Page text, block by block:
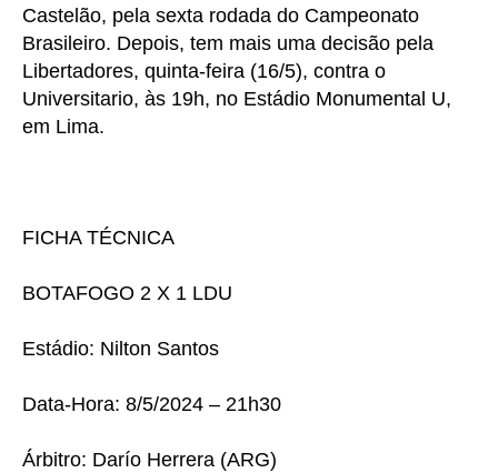
Castelão, pela sexta rodada do Campeonato
Brasileiro. Depois, tem mais uma decisão pela
Libertadores, quinta-feira (16/5), contra o
Universitario, às 19h, no Estádio Monumental U,
em Lima.
FICHA TÉCNICA
BOTAFOGO 2 X 1 LDU
Estádio: Nilton Santos
Data-Hora: 8/5/2024 – 21h30
Árbitro: Darío Herrera (ARG)